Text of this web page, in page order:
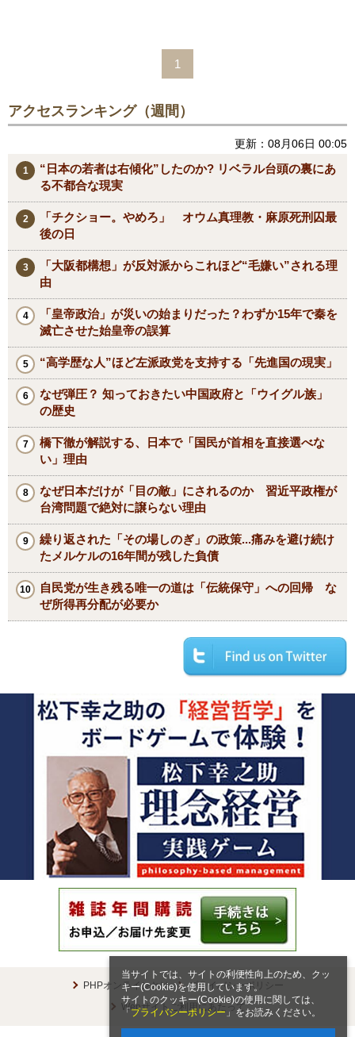
当サイトでは、サイトの利便性向上のため、クッ
キー(Cookie)を使用しています。
サイトのクッキー(Cookie)の使用に関しては、
「 プライバシーポリシー 」をお読みください。
1
アクセスランキング（週間）
更新：08月06日 00:05
“日本の若者は右傾化”したのか? リベラル台頭の裏にあ
る不都合な現実
「チクショー。やめろ」 オウム真理教・麻原死刑囚最
後の日
「大阪都構想」が反対派からこれほど“毛嫌い”される理
由
「皇帝政治」が災いの始まりだった？わずか15年で秦を
滅亡させた始皇帝の誤算
“高学歴な人”ほど左派政党を支持する「先進国の現実」
なぜ弾圧？ 知っておきたい中国政府と「ウイグル族」
の歴史
橋下徹が解説する、日本で「国民が首相を直接選べな
い」理由
なぜ日本だけが「目の敵」にされるのか 習近平政権が
台湾問題で絶対に譲らない理由
繰り返された「その場しのぎ」の政策...痛みを避け続け
たメルケルの16年間が残した負債
自民党が生き残る唯一の道は「伝統保守」への回帰 な
ぜ所得再分配が必要か
PHPオンラインとは
プライバシーポリシー
Webサイトご利用にあたって